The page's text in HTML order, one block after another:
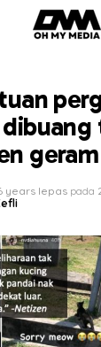
geram
years lepas pada